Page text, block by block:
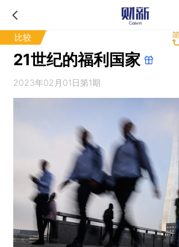
比较
21世纪的福利国家
2023年02月01日第1期